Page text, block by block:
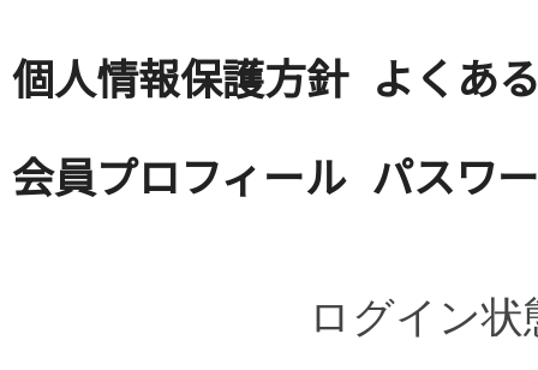
個人情報保護方針 よくあ
会員プロフィール パスワ
ログイン